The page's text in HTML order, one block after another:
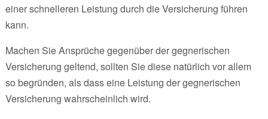
einer schnelleren Leistung durch die Versicherung führen
kann.
Machen Sie Ansprüche gegenüber der gegnerischen
Versicherung geltend, sollten Sie diese natürlich vor allem
so begründen, als dass eine Leistung der gegnerischen
Versicherung wahrscheinlich wird.